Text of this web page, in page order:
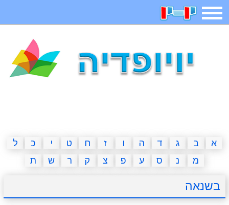
תפריט
איש תלוי מדריכים פוקימון גו מצא הבדלים
א ב ג ד ה ו ז ח ט י כ
ל
מ
נ ס ע פ צ ק ר ש ת
בשנאה